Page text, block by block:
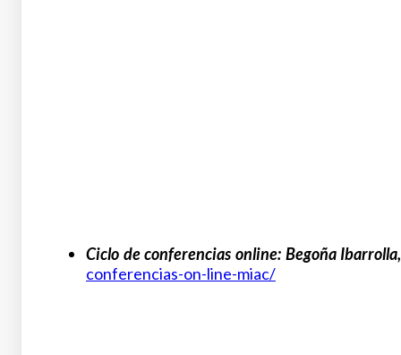
Ciclo de conferencias online: Begoña
conferencias-on-line-miac/